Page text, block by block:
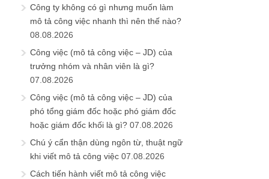
Công ty không có gì nhưng muốn làm
mô tả công việc nhanh thì nên thế nào?
08.08.2026
Công việc (mô tả công việc – JD) của
trưởng nhóm và nhân viên là gì?
07.08.2026
Công việc (mô tả công việc – JD) của
phó tổng giám đốc hoặc phó giám đốc
hoặc giám đốc khối là gì? 07.08.2026
Chú ý cẩn thận dùng ngôn từ, thuật ngữ
khi viết mô tả công việc 07.08.2026
Cách tiến hành viết mô tả công việc